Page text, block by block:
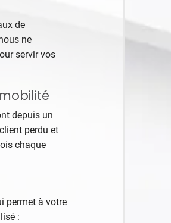
de
ne
servir vos
depuis un
perdu et
chaque
permet à votre
: